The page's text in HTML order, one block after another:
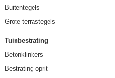
Buitentegels
Grote terrastegels
Tuinbestrating
Betonklinkers
Bestrating oprit